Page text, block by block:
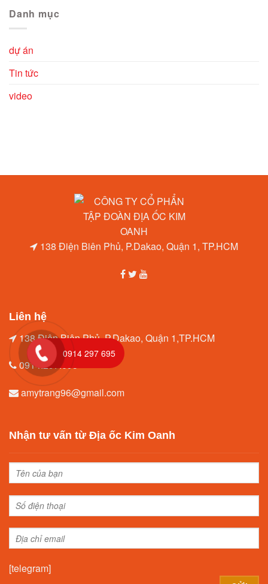
Danh mục
dự án
Tin tức
video
138 Điện Biên Phủ, P.Dakao, Quận 1, TP.HCM
Liên hệ
138 Điện Biên Phủ, P.Dakao, Quận 1,TP.HCM
0914.297.695
amytrang96@gmail.com
Nhận tư vấn từ Địa ốc Kim Oanh
[telegram]
0914 297 695